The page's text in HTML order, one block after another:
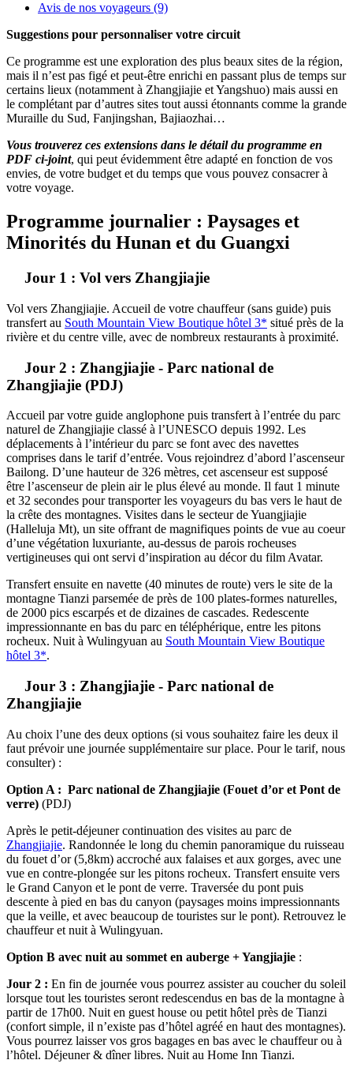
Avis de nos voyageurs (9)
Suggestions pour personnaliser votre circuit
Ce programme est une exploration des plus beaux sites de la région,
mais il n’est pas figé et peut-être enrichi en passant plus de temps sur
certains lieux (notamment à Zhangjiajie et Yangshuo) mais aussi en
le complétant par d’autres sites tout aussi étonnants comme la grande
Muraille du Sud, Fanjingshan, Bajiaozhai…
Vous trouverez ces extensions dans le détail du programme en
PDF ci-joint, qui peut évidemment être adapté en fonction de vos
envies, de votre budget et du temps que vous pouvez consacrer à
votre voyage.
Programme journalier : Paysages et
Minorités du Hunan et du Guangxi
Jour 1 : Vol vers Zhangjiajie
Vol vers Zhangjiajie. Accueil de votre chauffeur (sans guide) puis
transfert au South Mountain View Boutique hôtel 3* situé près de la
rivière et du centre ville, avec de nombreux restaurants à proximité.
Jour 2 : Zhangjiajie - Parc national de
Zhangjiajie (PDJ)
Accueil par votre guide anglophone puis transfert à l’entrée du parc
naturel de Zhangjiajie classé à l’UNESCO depuis 1992. Les
déplacements à l’intérieur du parc se font avec des navettes
comprises dans le tarif d’entrée. Vous rejoindrez d’abord l’ascenseur
Bailong. D’une hauteur de 326 mètres, cet ascenseur est supposé
être l’ascenseur de plein air le plus élevé au monde. Il faut 1 minute
et 32 secondes pour transporter les voyageurs du bas vers le haut de
la crête des montagnes. Visites dans le secteur de Yuangjiajie
(Halleluja Mt), un site offrant de magnifiques points de vue au coeur
d’une végétation luxuriante, au-dessus de parois rocheuses
vertigineuses qui ont servi d’inspiration au décor du film Avatar.
Transfert ensuite en navette (40 minutes de route) vers le site de la
montagne Tianzi parsemée de près de 100 plates-formes naturelles,
de 2000 pics escarpés et de dizaines de cascades. Redescente
impressionnante en bas du parc en téléphérique, entre les pitons
rocheux. Nuit à Wulingyuan au South Mountain View Boutique
hôtel 3*.
Jour 3 : Zhangjiajie - Parc national de
Zhangjiajie
Au choix l’une des deux options (si vous souhaitez faire les deux il
faut prévoir une journée supplémentaire sur place. Pour le tarif, nous
consulter) :
Option A : Parc national de Zhangjiajie (Fouet d’or et Pont de
verre) (PDJ)
Après le petit-déjeuner continuation des visites au parc de
Zhangjiajie. Randonnée le long du chemin panoramique du ruisseau
du fouet d’or (5,8km) accroché aux falaises et aux gorges, avec une
vue en contre-plongée sur les pitons rocheux. Transfert ensuite vers
le Grand Canyon et le pont de verre. Traversée du pont puis
descente à pied en bas du canyon (paysages moins impressionnants
que la veille, et avec beaucoup de touristes sur le pont). Retrouvez le
chauffeur et nuit à Wulingyuan.
Option B avec nuit au sommet en auberge + Yangjiajie :
Jour 2 : En fin de journée vous pourrez assister au coucher du soleil
lorsque tout les touristes seront redescendus en bas de la montagne à
partir de 17h00. Nuit en guest house ou petit hôtel près de Tianzi
(confort simple, il n’existe pas d’hôtel agréé en haut des montagnes).
Vous pourrez laisser vos gros bagages en bas avec le chauffeur ou à
l’hôtel. Déjeuner & dîner libres. Nuit au Home Inn Tianzi.